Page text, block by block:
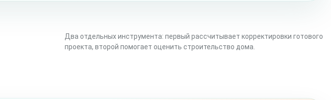
Два отдельных инструмента: первый рассчитывает корректировки готового
проекта, второй помогает оценить строительство дома.